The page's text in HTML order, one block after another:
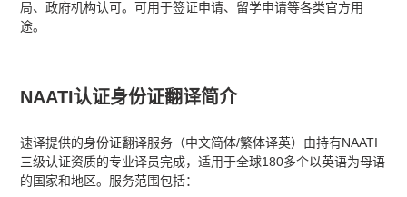
局、政府机构认可。可用于签证申请、留学申请等各类官方用
途。
NAATI认证身份证翻译简介
速译提供的身份证翻译服务（中文简体/繁体译英）由持有NAATI
三级认证资质的专业译员完成，适用于全球180多个以英语为母语
的国家和地区。服务范围包括：